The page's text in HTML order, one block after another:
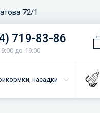
72/1
719-83-86
до 19:00
насадки